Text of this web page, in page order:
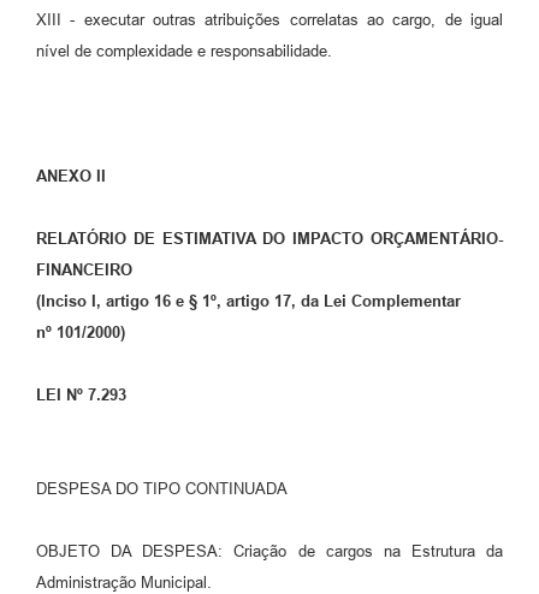
XIII - executar outras atribuições correlatas ao cargo, de igual
nível de complexidade e responsabilidade.
ANEXO II
RELATÓRIO DE ESTIMATIVA DO IMPACTO ORÇAMENTÁRIO-
FINANCEIRO
(Inciso I, artigo 16 e § 1º, artigo 17, da Lei Complementar
nº 101/2000)
LEI Nº 7.293
DESPESA DO TIPO CONTINUADA
OBJETO DA DESPESA: Criação de cargos na Estrutura da
Administração Municipal.